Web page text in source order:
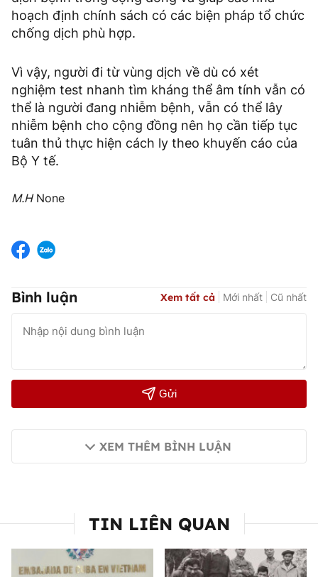
hoạch định chính sách có các biện pháp tổ chức
chống dịch phù hợp.
Vì vậy, người đi từ vùng dịch về dù có xét
nghiệm test nhanh tìm kháng thể âm tính vẫn có
thể là người đang nhiễm bệnh, vẫn có thể lây
nhiễm bệnh cho cộng đồng nên họ cần tiếp tục
tuân thủ thực hiện cách ly theo khuyến cáo của
Bộ Y tế.
M.HNone
Bình luận Xem tất cả Mới nhất Cũ nhất
Gửi
XEM THÊM BÌNH LUẬN
TIN LIÊN QUAN